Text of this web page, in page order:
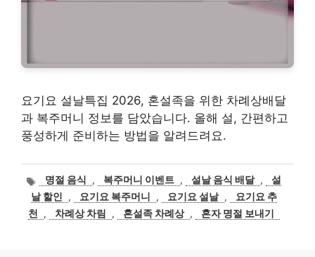
요기요 설날특집 2026, 혼설족을 위한 차례상배달
과 복주머니 정보를 담았습니다. 올해 설, 간편하고
풍성하게 준비하는 방법을 알려드려요.
태
그
명절 음식 , 복주머니 이벤트 , 설날 음식 배달 ,
설
날 할인
, 요기요 복주머니 , 요기요 설날 ,
요기요 추
천
, 차례상 차림 , 혼설족 차례상 , 혼자 명절 보내기